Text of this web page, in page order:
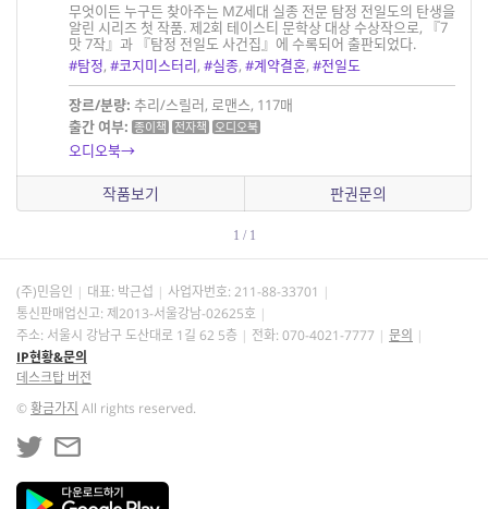
무엇이든 누구든 찾아주는 MZ세대 실종 전문 탐정 전일도의 탄생을
알린 시리즈 첫 작품. 제2회 테이스티 문학상 대상 수상작으로, 『7
맛 7작』과 『탐정 전일도 사건집』에 수록되어 출판되었다.
#탐정, #코지미스터리, #실종, #계약결혼, #전일도
장르/분량: 추리/스릴러, 로맨스, 117매
출간 여부: 종이책 전자책 오디오북
오디오북→
작품보기 판권문의
1 / 1
(주)민음인 대표: 박근섭 사업자번호: 211-88-33701
통신판매업신고: 제2013-서울강남-02625호
주소: 서울시 강남구 도산대로 1길 62 5층
전화: 070-4021-7777
문의
IP현황&문의
데스크탑 버전
©황금가지 All rights reserved.